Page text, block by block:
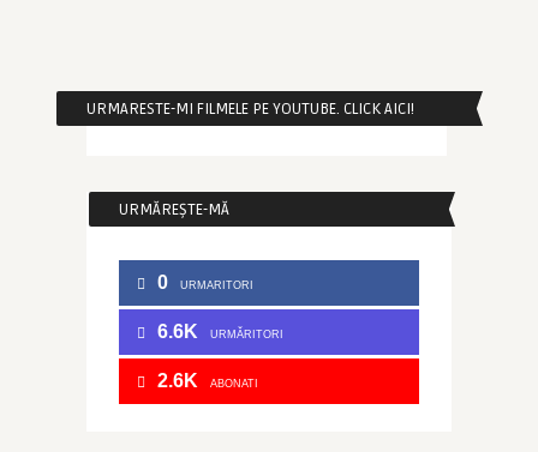
URMARESTE-MI FILMELE PE YOUTUBE. CLICK AICI!
URMĂREȘTE-MĂ
0 URMARITORI
6.6K URMĂRITORI
2.6K ABONATI